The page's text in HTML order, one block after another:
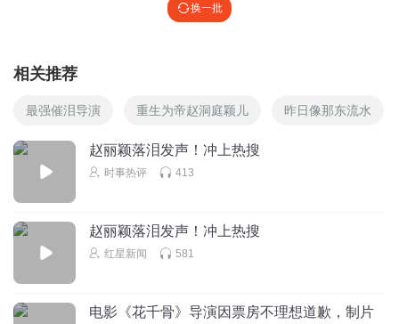
换一批
相关推荐
最强催泪导演 重生为帝赵洞庭颖儿 昨日像那东流水
赵丽颖落泪发声！冲上热搜
时事热评 413
赵丽颖落泪发声！冲上热搜
红星新闻 581
电影《花千骨》导演因票房不理想道歉，制片